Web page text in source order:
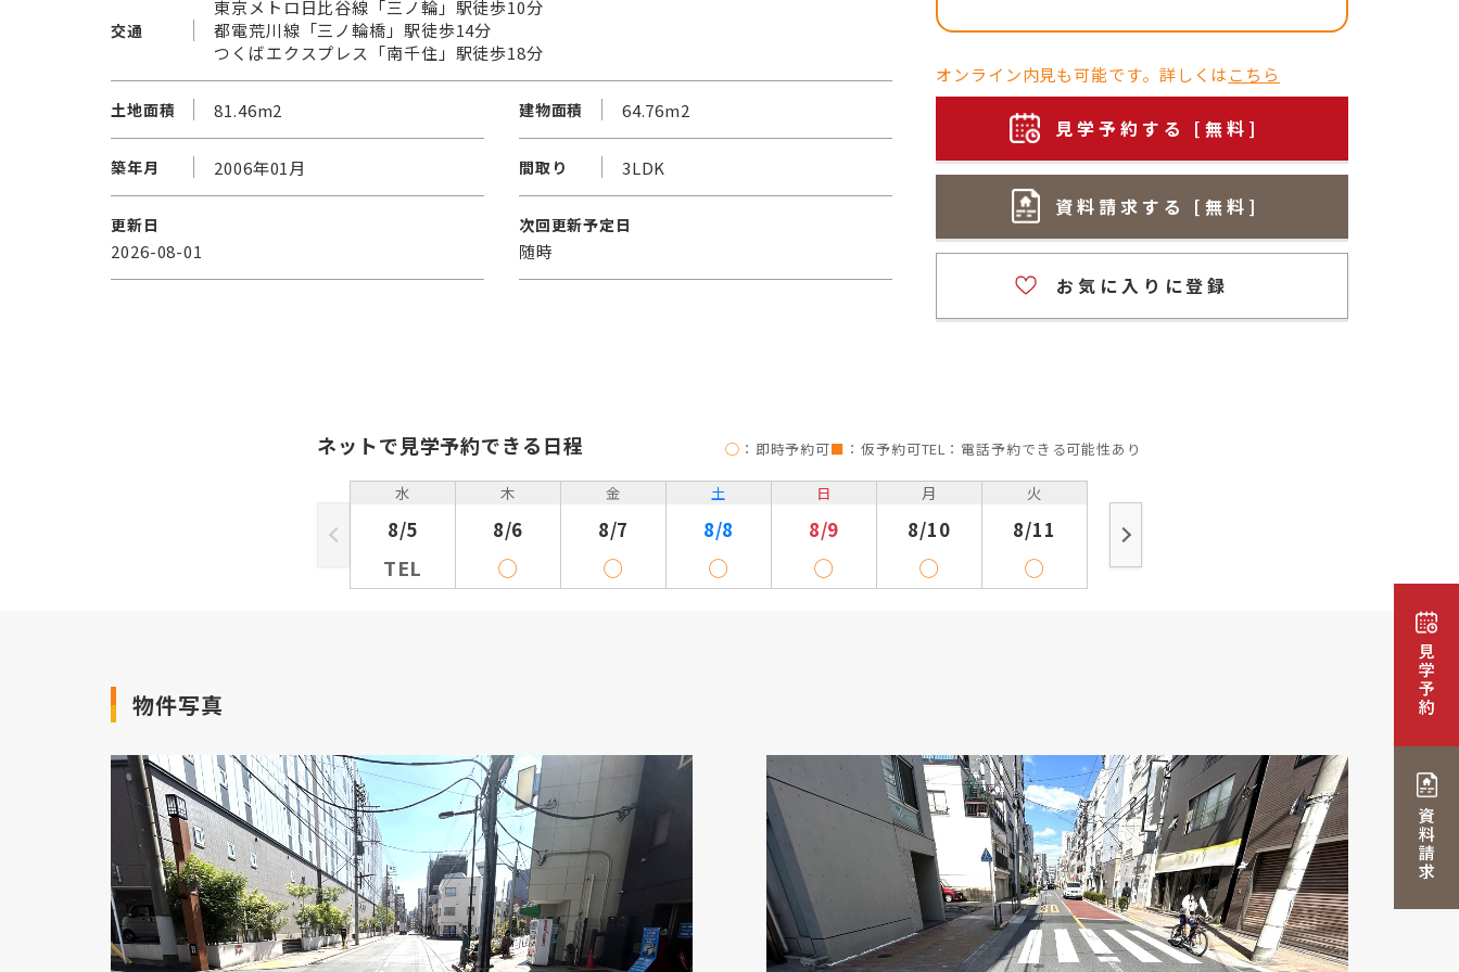
交通
東京メトロ日比谷線「三ノ輪」駅徒歩10分
都電荒川線「三ノ輪橋」駅徒歩14分
つくばエクスプレス「南千住」駅徒歩18分
土地面積 81.46m2 建物面積 64.76m2
築年月 2006年01月 間取り 3LDK
更新日
2026-08-01
次回更新予定日
随時
オンライン内見も可能です。詳しくはこちら
見学予約する [無料]
資料請求する [無料]
お気に入りに登録
ネットで見学予約できる日程 ◯ ：即時予約可■ ：仮予約可TEL：電話予約できる可能性あり
水
8/5
TEL
木
8/6
◯
金
8/7
◯
土
8/8
◯
日
8/9
◯
月
8/10
◯
火
8/11
◯
物件写真